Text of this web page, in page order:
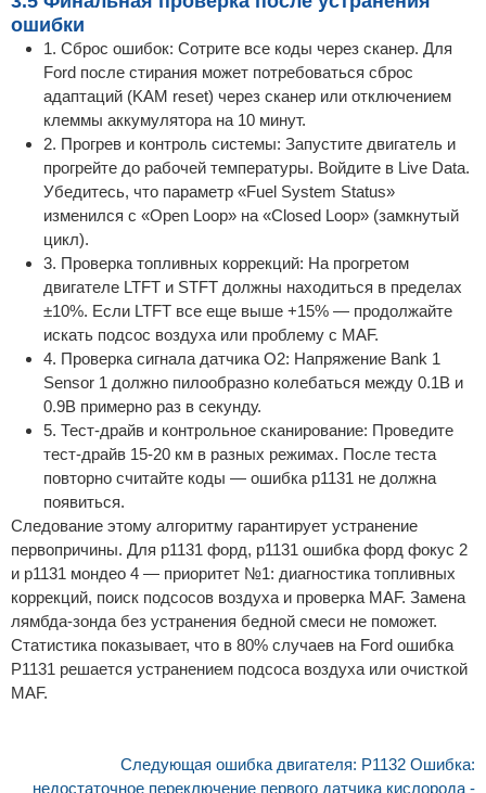
ошибки
1. Сброс ошибок: Сотрите все коды через сканер. Для
Ford после стирания может потребоваться сброс
адаптаций (KAM reset) через сканер или отключением
клеммы аккумулятора на 10 минут.
2. Прогрев и контроль системы: Запустите двигатель и
прогрейте до рабочей температуры. Войдите в Live Data.
Убедитесь, что параметр «Fuel System Status»
изменился с «Open Loop» на «Closed Loop» (замкнутый
цикл).
3. Проверка топливных коррекций: На прогретом
двигателе LTFT и STFT должны находиться в пределах
±10%. Если LTFT все еще выше +15% — продолжайте
искать подсос воздуха или проблему с MAF.
4. Проверка сигнала датчика O2: Напряжение Bank 1
Sensor 1 должно пилообразно колебаться между 0.1В и
0.9В примерно раз в секунду.
5. Тест-драйв и контрольное сканирование: Проведите
тест-драйв 15-20 км в разных режимах. После теста
повторно считайте коды — ошибка p1131 не должна
появиться.
Следование этому алгоритму гарантирует устранение
первопричины. Для p1131 форд, p1131 ошибка форд фокус 2
и p1131 мондео 4 — приоритет №1: диагностика топливных
коррекций, поиск подсосов воздуха и проверка MAF. Замена
лямбда-зонда без устранения бедной смеси не поможет.
Статистика показывает, что в 80% случаев на Ford ошибка
P1131 решается устранением подсоса воздуха или очисткой
MAF.
Следующая ошибка двигателя: P1132 Ошибка:
недостаточное переключение первого датчика кислорода -